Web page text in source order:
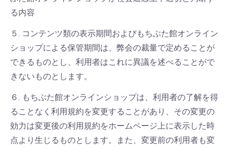
る内容
５. コンテンツ類の表示期間およびもちぶた館オンライン
ショップによる保管期間は、弊会の裁量で定めることが
できるものとし、利用者はこれに異議を述べることがで
きないものとします。
６. もちぶた館オンラインショップは、利用者の了解を得
ることなく利用規約を変更することがあり、その変更の
効力は変更後の利用規約をホームページ上に表示した時
点より生じるものとします。また、変更前の利用者も変